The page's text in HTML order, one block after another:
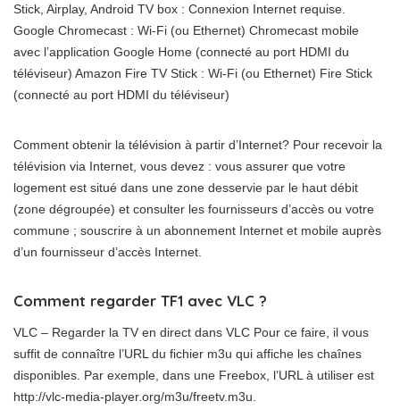
Stick, Airplay, Android TV box : Connexion Internet requise.
Google Chromecast : Wi-Fi (ou Ethernet) Chromecast mobile
avec l’application Google Home (connecté au port HDMI du
téléviseur) Amazon Fire TV Stick : Wi-Fi (ou Ethernet) Fire Stick
(connecté au port HDMI du téléviseur)
Comment obtenir la télévision à partir d’Internet? Pour recevoir la
télévision via Internet, vous devez : vous assurer que votre
logement est situé dans une zone desservie par le haut débit
(zone dégroupée) et consulter les fournisseurs d’accès ou votre
commune ; souscrire à un abonnement Internet et mobile auprès
d’un fournisseur d’accès Internet.
Comment regarder TF1 avec VLC ?
VLC – Regarder la TV en direct dans VLC Pour ce faire, il vous
suffit de connaître l’URL du fichier m3u qui affiche les chaînes
disponibles. Par exemple, dans une Freebox, l’URL à utiliser est
http://vlc-media-player.org/m3u/freetv.m3u.